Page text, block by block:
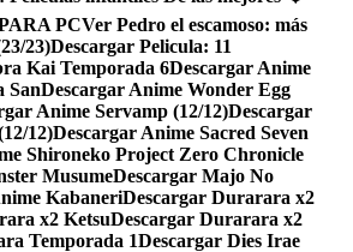
PCVer Pedro el escamoso: más
23)Descargar Pelicula: 11
Kai Temporada 6Descargar Anime
SanDescargar Anime Wonder Egg
Anime Servamp (12/12)Descargar
12)Descargar Anime Sacred Seven
Shironeko Project Zero Chronicle
MusumeDescargar Majo No
KabaneriDescargar Durarara x2
x2 KetsuDescargar Durarara x2
Temporada 1Descargar Dies Irae